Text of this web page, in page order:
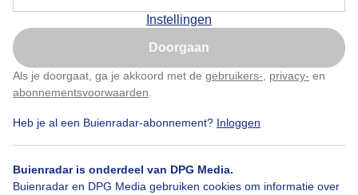
Instellingen
Doorgaan
Als je doorgaat, ga je akkoord met de gebruikers- privacy- en
abonnementsvoorwaarden
Heb je al een Buienradar-abonnement? Inloggen
Buienradar is onderdeel van DPG Media.
Buienradar en DPG Media gebruiken cookies om informatie over
Nu niet, misschien later
Klik hierom dit aan te passen